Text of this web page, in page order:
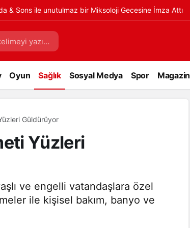
& Sons ile unutulmaz bir Miksoloji Gecesine İmza Attı
Oyun Sağlık Sosyal Medya Spor Magazin
Güldürüyor
Yüzleri
ve engelli vatandaşlara özel
ile kişisel bakım, banyo ve